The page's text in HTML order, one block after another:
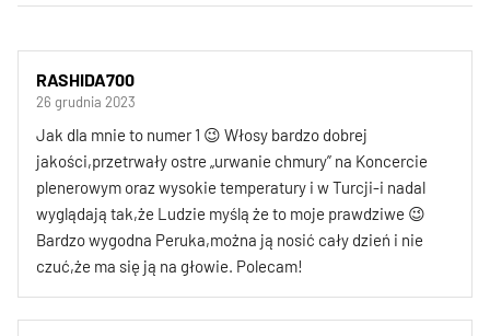
RASHIDA700
26 grudnia 2023
Jak dla mnie to numer 1 😉 Włosy bardzo dobrej
jakości,przetrwały ostre „urwanie chmury” na Koncercie
plenerowym oraz wysokie temperatury i w Turcji-i nadal
wyglądają tak,że Ludzie myślą że to moje prawdziwe 😉
Bardzo wygodna Peruka,można ją nosić cały dzień i nie
czuć,że ma się ją na głowie. Polecam!